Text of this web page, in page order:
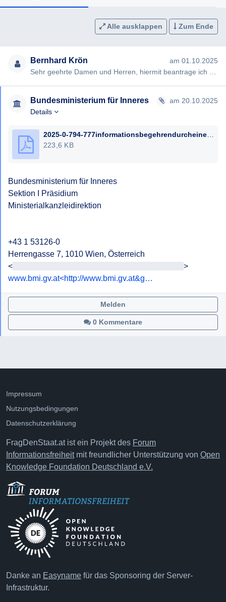
Alle ausklappen Zum Ende
Bernhard Krön
am 01.10.2025
Bundesministerium für Inneres
am 20.10.2025
Details
223,6 KB
Bundesministerium für Inneres
Sektion I Präsidium
Ministerialkanzleidirektion
+43 1 53126-0
Herrengasse 7, 1010 Wien, Österreich
<
www.bmi.gv.at<http://www.bmi.gv.at&g…
0 Kommentare
Melden
Impressum
Nutzungsbedingungen
Datenschutzerklärung
FragDenStaat.at ist ein Projekt des Forum
Informationsfreiheitmit freundlicher Unterstützung von Open
Knowledge Foundation Deutschland e.V.
Danke an Easyname für das Sponsoring der Server-
Infrastruktur.